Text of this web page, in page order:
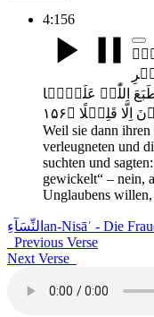
4:156
اللّٰہُ عَلَیۡہَا
Weil sie dann
verleugneten und
suchten und
gewickelt“ – nein,
Unglaubens willen,
النِّسَآءِ an-Nisāʾ - Die
Previous Verse
Next Verse